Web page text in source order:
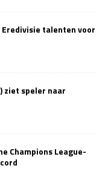
Eredivisie talenten voor
ziet speler naar
Champions League-